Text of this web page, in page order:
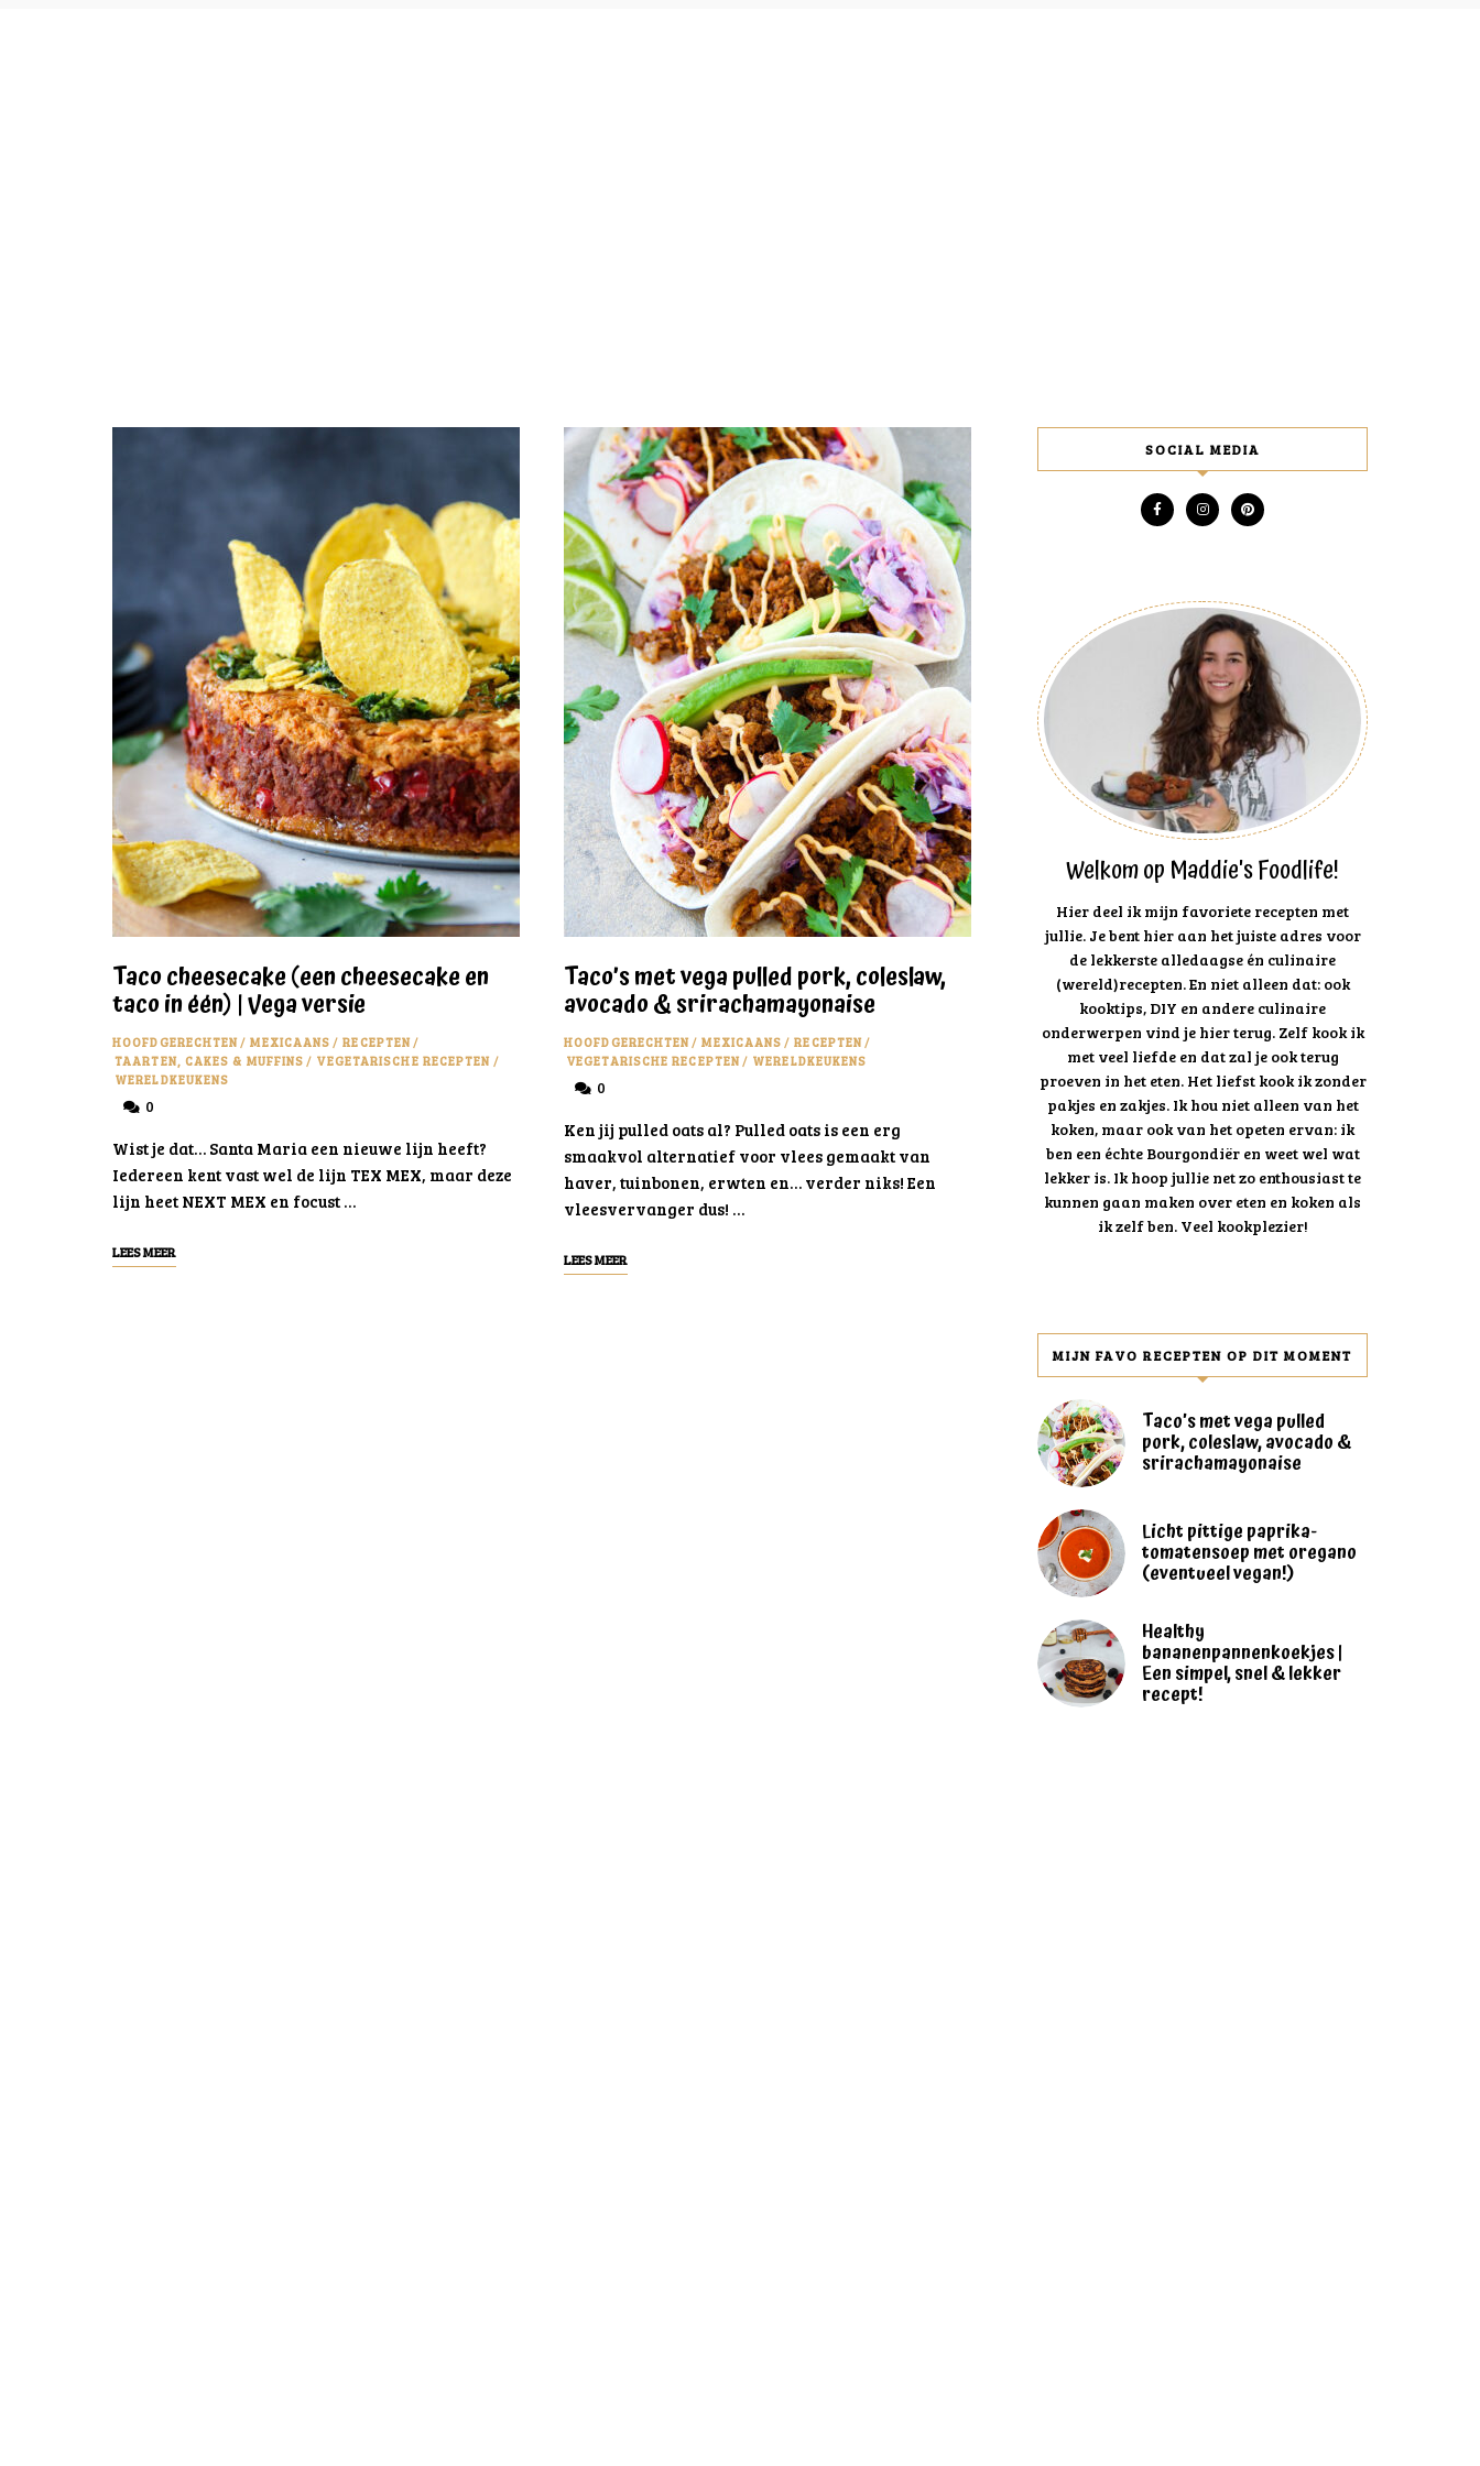
Taco cheesecake (een cheesecake en
taco in één) | Vega versie
HOOFDGERECHTEN/ MEXICAANS / RECEPTEN/
TAARTEN, CAKES & MUFFINS / VEGETARISCHE RECEPTEN /
WERELDKEUKENS
0
Wist je dat… Santa Maria een nieuwe lijn heeft?
Iedereen kent vast wel de lijn TEX MEX, maar deze
lijn heet NEXT MEX en focust …
LEES MEER
Taco’s met vega pulled pork, coleslaw,
avocado & srirachamayonaise
HOOFDGERECHTEN/ MEXICAANS / RECEPTEN/
VEGETARISCHE RECEPTEN/ WERELDKEUKENS
0
Ken jij pulled oats al? Pulled oats is een erg
smaakvol alternatief voor vlees gemaakt van
haver, tuinbonen, erwten en… verder niks! Een
vleesvervanger dus! …
LEES MEER
SOCIAL MEDIA
Welkom op Maddie's Foodlife!
Hier deel ik mijn favoriete recepten met
jullie. Je bent hier aan het juiste adres voor
de lekkerste alledaagse én culinaire
(wereld)recepten. En niet alleen dat: ook
kooktips, DIY en andere culinaire
onderwerpen vind je hier terug. Zelf kook ik
met veel liefde en dat zal je ook terug
proeven in het eten. Het liefst kook ik zonder
pakjes en zakjes. Ik hou niet alleen van het
koken, maar ook van het opeten ervan: ik
ben een échte Bourgondiër en weet wel wat
lekker is. Ik hoop jullie net zo enthousiast te
kunnen gaan maken over eten en koken als
ik zelf ben. Veel kookplezier!
MIJN FAVO RECEPTEN OP DIT MOMENT
Taco’s met vega pulled
pork, coleslaw, avocado &
srirachamayonaise
Licht pittige paprika-
tomatensoep met oregano
(eventueel vegan!)
Healthy
bananenpannenkoekjes |
Een simpel, snel & lekker
recept!